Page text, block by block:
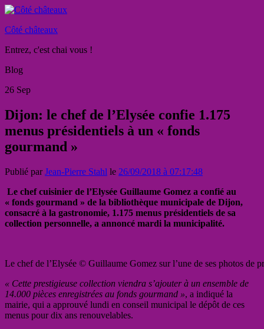
Côté châteaux
Entrez, c'est chai vous !
Blog
26 Sep
Dijon: le chef de l’Elysée confie 1.175
menus présidentiels à un « fonds
gourmand »
Publié parJean-Pierre Stahl le 26/09/2018 à 07:17:48
Le chef cuisinier de l’Elysée Guillaume Gomez a confié au
« fonds gourmand » de la bibliothèque municipale de Dijon,
consacré à la gastronomie, 1.175 menus présidentiels de sa
collection personnelle, a annoncé mardi la municipalité.
Le chef de l’Elysée © Guillaume Gomez sur l’une de ses photos de
« Cette prestigieuse collection viendra s’ajouter à un ensemble de
14.000 pièces enregistrées au fonds gourmand », a indiqué la
mairie, qui a approuvé lundi en conseil municipal le dépôt de ces
menus pour dix ans renouvelables.